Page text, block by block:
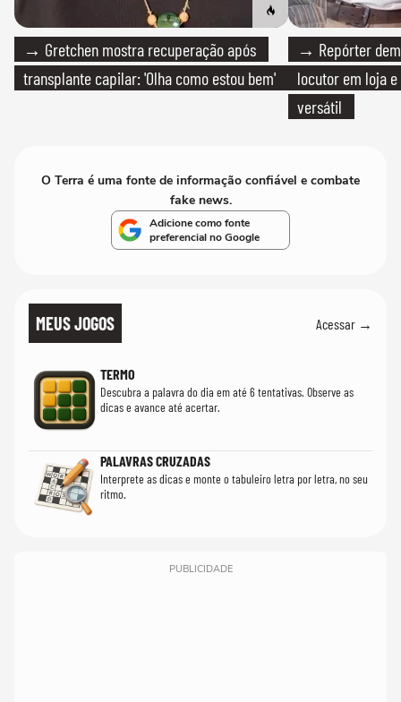
→ Gretchen mostra recuperação após
transplante capilar: 'Olha como estou bem'
→ Repórter
locutor em loja
versátil
O Terra é uma fonte de informação confiável e combate
fake news.
Adicione como fonte
preferencial no Google
MEUS JOGOS Acessar →
TERMO
Descubra a palavra do dia em até 6 tentativas. Observe as
dicas e avance até acertar.
PALAVRAS CRUZADAS
Interprete as dicas e monte o tabuleiro letra por letra, no seu
ritmo.
PUBLICIDADE